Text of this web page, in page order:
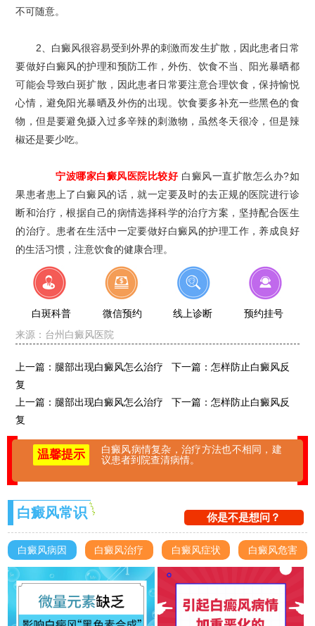
不可随意。
2、白癜风很容易受到外界的刺激而发生扩散，因此患者日常
要做好白癜风的护理和预防工作，外伤、饮食不当、阳光暴晒都
可能会导致白斑扩散，因此患者日常要注意合理饮食，保持愉悦
心情，避免阳光暴晒及外伤的出现。饮食要多补充一些黑色的食
物，但是要避免摄入过多辛辣的刺激物，虽然冬天很冷，但是辣
椒还是要少吃。
宁波哪家白癜风医院比较好白癜风一直扩散怎么办?如
果患者患上了白癜风的话，就一定要及时的去正规的医院进行诊
断和治疗，根据自己的病情选择科学的治疗方案，坚持配合医生
的治疗。患者在生活中一定要做好白癜风的护理工作，养成良好
的生活习惯，注意饮食的健康合理。
白斑科普 微信预约 线上诊断
预约挂号
来源： 台州白癜风医院
上一篇： 腿部出现白癜风怎么治疗 下一篇：怎样防止白癜风反
复
上一篇： 腿部出现白癜风怎么治疗 下一篇：怎样防止白癜风反
复
温馨提示
白癜风病情复杂，治疗方法也不相同，建
议患者到院查清病情。
白癜风常识 你是不是想问？
白癜风病因 白癜风治疗 白癜风症状 白癜风危害